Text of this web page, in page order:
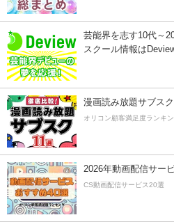
芸能界を志す10代～
スクール情報は
漫画読み放題サブス
オリコン顧客満足度ランキ
2026年動画配信サー
CS動画配信サービス20選